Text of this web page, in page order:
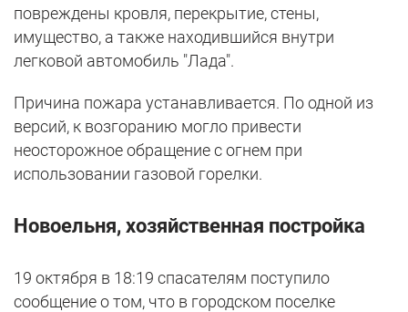
повреждены кровля, перекрытие, стены,
имущество, а также находившийся внутри
легковой автомобиль "Лада".
Причина пожара устанавливается. По одной из
версий, к возгоранию могло привести
неосторожное обращение с огнем при
использовании газовой горелки.
Новоельня, хозяйственная постройка
19 октября в 18:19 спасателям поступило
сообщение о том, что в городском поселке